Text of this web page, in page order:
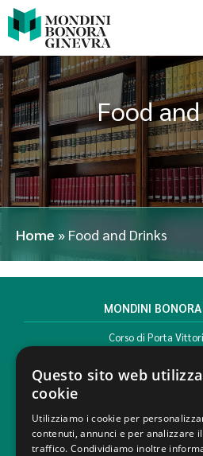
Food
Home » Food and Drinks
MONDINI
Corso di Porta
T. +39 02 777351 F.
LEGAL
Questo sito web utilizza
cookie
Utilizziamo i cookie per
contenuti, annunci e per analizzare
traffico. Condividiamo inoltre